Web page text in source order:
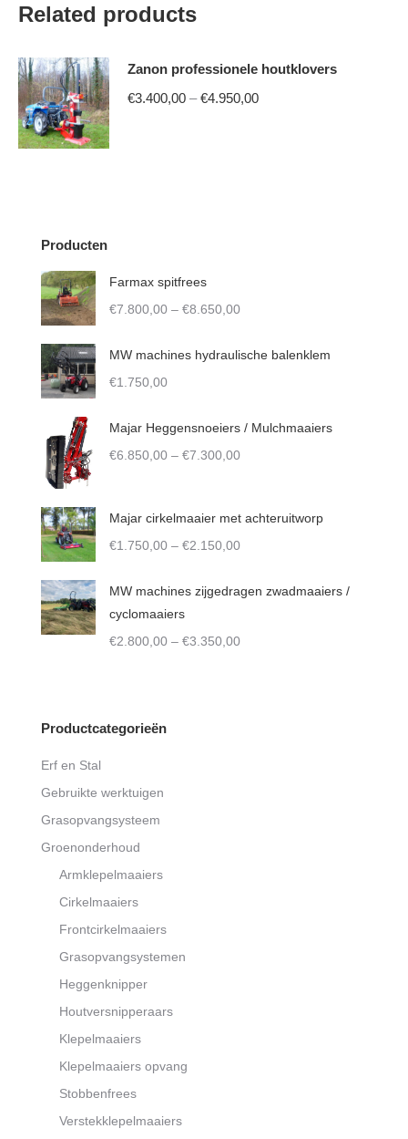
Related products
Zanon professionele houtklovers
€3.400,00 – €4.950,00Price
options
may
on
product
page
Producten
Farmax spitfrees
€7.800,00 – €8.650,00Price
€7.800,00
MW machines hydraulische balenklem
€1.750,00
Majar Heggensnoeiers / Mulchmaaiers
€6.850,00 – €7.300,00Price
through
€7.300,00
Majar cirkelmaaier met achteruitworp
€1.750,00 – €2.150,00Price
€1.750,00
MW machines zijgedragen zwadmaaiers /
cyclomaaiers
€2.800,00 – €3.350,00Price
Productcategorieën
Erf en Stal
Gebruikte werktuigen
Grasopvangsysteem
Groenonderhoud
Armklepelmaaiers
Cirkelmaaiers
Frontcirkelmaaiers
Grasopvangsystemen
Heggenknipper
Houtversnipperaars
Klepelmaaiers
Klepelmaaiers opvang
Stobbenfrees
Verstekklepelmaaiers